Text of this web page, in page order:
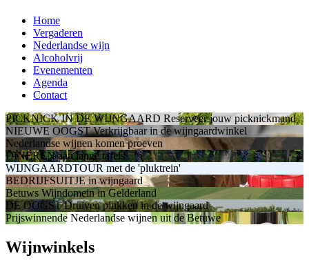
Home
Vergaderen
Nederlandse wijn
Alcoholvrij
Evenementen
Agenda
Contact
PICKNICK IN DE WIJNGAARD Reserveer jouw picknickmand
NIEUWE OOGST Verkrijgbaar in de wijngaardwinkel
Nederlandse wijnen komen proeven
DINEREN aan lange tafels
WIJNGAARDTOUR met de 'pluktrein'
BEDRIJFSUITJE in wijngaard
Betuws Wijndomein in Gelderland
DE OOGST Druiven plukken in de wijngaard
Prijswinnende Nederlandse wijnen uit de Betuwe
Wijnwinkels